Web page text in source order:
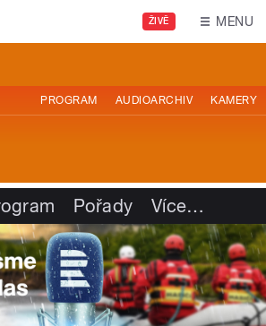
ŽIVĚ MENU
PROGRAM AUDIOARCHIV KAMERY
Pořady Více…